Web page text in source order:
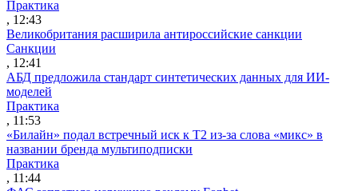
Практика
, 12:43
Великобритания расширила антироссийские санкции
Санкции
, 12:41
АБД предложила стандарт синтетических данных для ИИ-
моделей
Практика
, 11:53
«Билайн» подал встречный иск к Т2 из-за слова «микс» в
названии бренда мультиподписки
Практика
, 11:44